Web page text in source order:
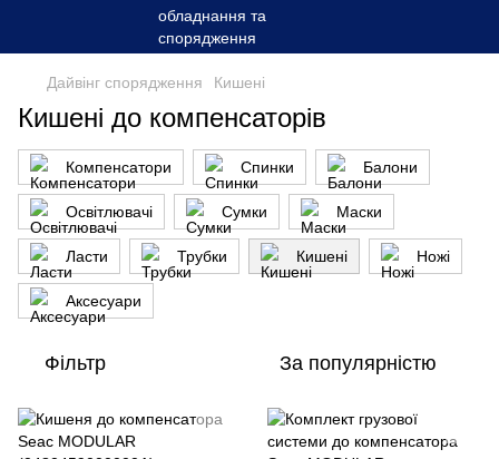
Дайвінг спорядження Кишенi
Кишенi до компенсаторiв
Компенсатори Спинки Балони
Освітлювачі Сумки Маски
Ласти Трубки Кишенi Ножі
Аксесуари
Фільтр За популярністю